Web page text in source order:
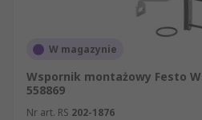
W magazynie
Wspornik montażowy Festo
558869
Nr art. RS 202-1876